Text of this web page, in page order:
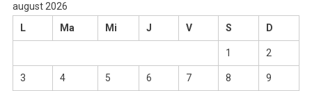
august 2026
L
Ma Mi J V S D
1 2
3 4 5 6 7 8 9